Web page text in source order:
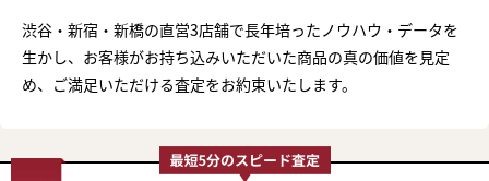
渋谷・新宿・新橋の直営3店舗で長年培ったノウハウ・データを
生かし、お客様がお持ち込みいただいた商品の真の価値を見定
め、ご満足いただける査定をお約束いたします。